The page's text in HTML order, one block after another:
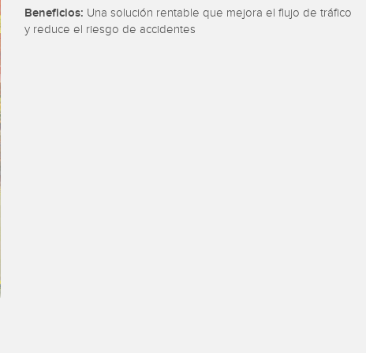
Sensors
Sensor de Vibración
Software
Beneficios: Una solución rentable que mejora el flujo de tráfico
y reduce el riesgo de accidentes